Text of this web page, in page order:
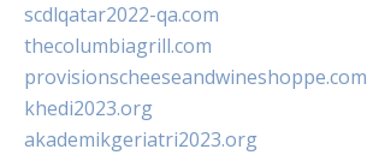
scdlqatar2022-qa.com
thecolumbiagrill.com
provisionscheeseandwineshoppe.com
khedi2023.org
akademikgeriatri2023.org